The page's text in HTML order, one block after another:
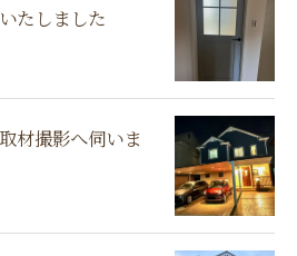
たしました
材撮影へ伺いま